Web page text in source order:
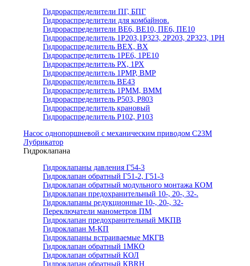
Гидрораспределители ПГ, БПГ
Гидрораспределители для комбайнов.
Гидрораспределители ВЕ6, ВЕ10, ПЕ6, ПЕ10
Гидрораспределитель 1Р203,1Р323, 2Р203, 2Р323, 1РН
Гидрораспределитель ВЕХ, ВХ
Гидрораспределитель 1РЕ6, 1РЕ10
Гидрораспределитель РХ, 1РХ
Гидрораспределитель 1РМР, ВМР
Гидрораспределитель ВЕ43
Гидрораспределитель 1РММ, ВММ
Гидрораспределитель Р503, Р803
Гидрораспределитель крановый
Гидрораспределитель Р102, Р103
Насос однопоршневой с механическим приводом С23М
Лубрикатор
Гидроклапана
Гидроклапаны давления Г54-3
Гидроклапан обратный Г51-2, Г51-3
Гидроклапан обратный модульного монтажа КОМ
Гидроклапан предохранительный 10-, 20-, 32-.
Гидроклапаны редукционные 10-, 20-, 32-
Переключатели манометров ПМ
Гидроклапан предохранительный МКПВ
Гидроклапан М-КП
Гидроклапаны встраиваемые МКГВ
Гидроклапан обратный 1МКО
Гидроклапан обратный КОЛ
Гидроклапан обратный КВRН